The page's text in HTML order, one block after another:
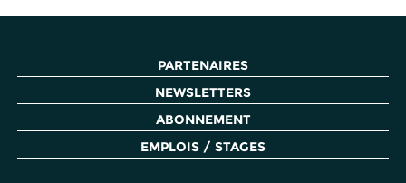
PARTENAIRES
NEWSLETTERS
ABONNEMENT
EMPLOIS / STAGES